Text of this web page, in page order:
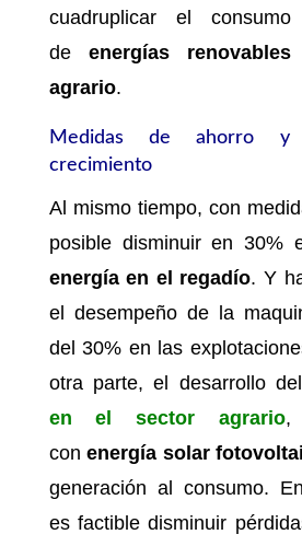
cuadruplicar el
de energías
agrario.
Medidas de ahorro y
crecimiento
Al mismo tiempo, con
posible disminuir en 30%
energía en el regadío. Y
el desempeño de la
del 30% en las
otra parte, el desarrollo
en el sector agrario,
conenergía solar
generación al consumo.
es factible disminuir